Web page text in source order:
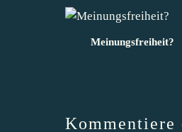
Meinungsfreiheit?
Kommentiere